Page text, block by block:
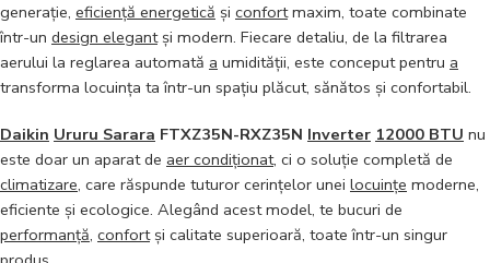
generație, eficiență energetică și confortmaxim, toate combinate
într-un design elegantși modern. Fiecare detaliu, de la filtrarea
aerului la reglarea automată a umidității, este conceput pentru a
transforma locuința ta într-un spațiu plăcut, sănătos și confortabil.
Daikin Ururu Sarara FTXZ35N-RXZ35N Inverter 12000 BTU nu
este doar un aparat de aer condiționat, ci o soluție completă de
climatizare, care răspunde tuturor cerințelor unei locuințe moderne,
eficiente și ecologice. Alegând acest model, te bucuri de
performanță, confortși calitate superioară, toate într-un singur